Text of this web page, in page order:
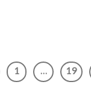
1 … 19